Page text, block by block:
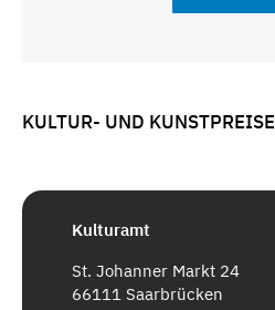
KULTUR- UND KUNSTPREISE
Kulturamt
St. Johanner Markt 24
66111 Saarbrücken